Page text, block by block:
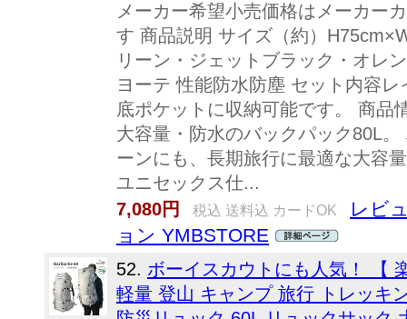
メーカー希望小売価格はメーカー
す 商品説明 サイズ（約）
リーン・ジェットブラック・オレ
ヨーテ 性能防水防塵 セット内容
底ポケットに収納可能です。 商品
大容量・防水のバックパック80L
ーンにも、長期旅行に最適な大容
ユニセックス仕...
7,080円
税込 送料込 カードOK
レビ
ョン YMBSTORE
52. ボーイスカウトにも人気！ 【
軽量 登山 キャンプ 旅行 トレッキ